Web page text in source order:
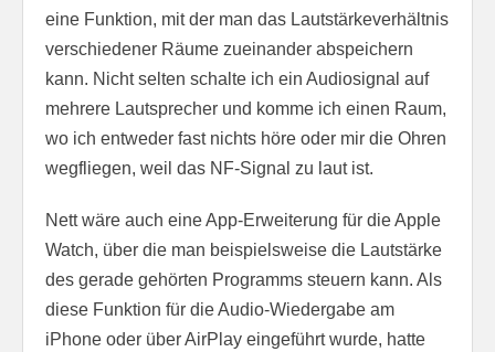
eine Funktion, mit der man das Lautstärkeverhältnis
verschiedener Räume zueinander abspeichern
kann. Nicht selten schalte ich ein Audiosignal auf
mehrere Lautsprecher und komme ich einen Raum,
wo ich entweder fast nichts höre oder mir die Ohren
wegfliegen, weil das NF-Signal zu laut ist.
Nett wäre auch eine App-Erweiterung für die Apple
Watch, über die man beispielsweise die Lautstärke
des gerade gehörten Programms steuern kann. Als
diese Funktion für die Audio-Wiedergabe am
iPhone oder über AirPlay eingeführt wurde, hatte